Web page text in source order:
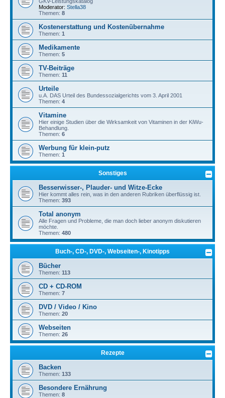
Moderator: Stella38
Themen: 8
Kostenerstattung und Kostenübernahme
Themen: 1
Medikamente
Themen: 5
TV-Beiträge
Themen: 11
Urteile
u.A. DAS Urteil des Bundessozialgerichts vom 3. April 2001
Themen: 4
Vitamine
Hier einige Studien über die Wirksamkeit von Vitaminen in der KiWu-
Behandlung.
Themen: 6
Werbung für klein-putz
Themen: 1
Sonstiges
Besserwisser-, Plauder- und Witze-Ecke
Hier kommt alles rein, was in den anderen Rubriken überflüssig ist.
Themen: 393
Total anonym
Alle Fragen und Probleme, die man doch lieber anonym diskutieren
möchte.
Themen: 480
Buch-, CD-, DVD-, Webseiten-, Kinotipps
Bücher
Themen: 113
CD + CD-ROM
Themen: 7
DVD / Video / Kino
Themen: 20
Webseiten
Themen: 26
Rezepte
Backen
Themen: 133
Besondere Ernährung
Themen: 8